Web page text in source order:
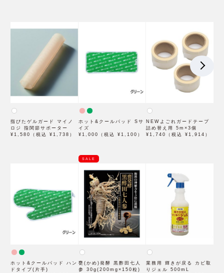
指ぴたゲルガード マイノ
ロジ 指関節サポーター
¥1,580（税込 ¥1,738）
ホット&クールパッド Sサ
イズ
¥1,000（税込 ¥1,100）
NEWよごれガードテープ
詰め替え用 5m×3個
¥1,740（税込 ¥1,914）
ホット&クールパッド ハン
ドタイプ(片手)
SALE
甕(かめ)発酵 黒酢田七人
参 30g(200mg×150粒)
業務用 輝きが戻る カビ取
りジェル 500mL